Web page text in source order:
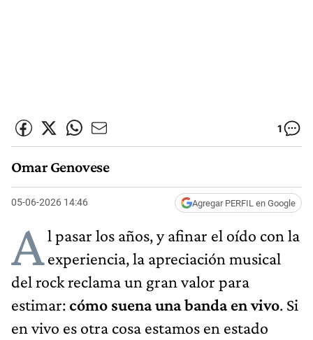
1
Omar Genovese
05-06-2026 14:46 Agregar PERFIL en Google
Al pasar los años, y afinar el oído con la
experiencia, la apreciación musical
del rock reclama un gran valor para
estimar:cómo suena una banda en vivo. Si
en vivo es otra cosa estamos en estado